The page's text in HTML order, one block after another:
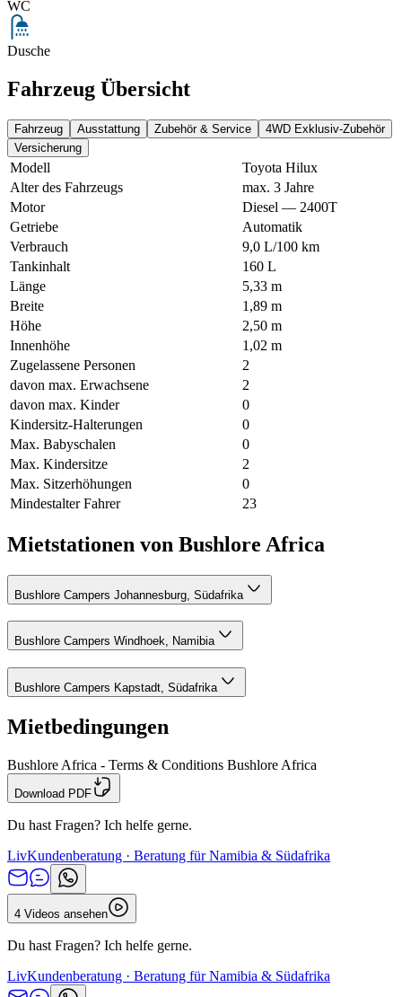
WC
Dusche
Fahrzeug Übersicht
Fahrzeug Ausstattung Zubehör & Service
4WD Exklusiv-Zubehör
Versicherung
Modell
Toyota Hilux
Alter des Fahrzeugs
max. 3 Jahre
Motor
Diesel — 2400T
Getriebe
Automatik
Verbrauch
9,0 L/100 km
Tankinhalt
160 L
Länge
5,33 m
Breite
1,89 m
Höhe
2,50 m
Innenhöhe
1,02 m
Zugelassene Personen
2
davon max. Erwachsene
2
davon max. Kinder
0
Kindersitz-Halterungen
0
Max. Babyschalen
0
Max. Kindersitze
2
Max. Sitzerhöhungen
0
Mindestalter Fahrer
23
Mietstationen von Bushlore Africa
Bushlore Campers Johannesburg, Südafrika
Bushlore Campers Windhoek, Namibia
Bushlore Campers Kapstadt, Südafrika
Mietbedingungen
Bushlore Africa - Terms & Conditions Bushlore Africa
Download PDF
Du hast Fragen? Ich helfe gerne.
LivKundenberatung · Beratung für Namibia & Südafrika
4 Videos ansehen
Du hast Fragen? Ich helfe gerne.
LivKundenberatung · Beratung für Namibia & Südafrika